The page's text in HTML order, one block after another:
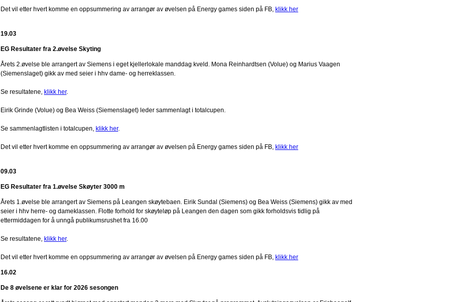
Det vil etter hvert komme en oppsummering av arrangør av øvelsen på Energy games siden på FB, klikk her
19.03
EG Resultater fra 2.øvelse Skyting
Årets 2.øvelse ble arrangert av Siemens i eget kjellerlokale manddag kveld. Mona Reinhardtsen (Volue) og Marius Vaagen
(Siemenslaget) gikk av med seier i hhv dame- og herreklassen.
Se resultatene, klikk her.
Eirik Grinde (Volue) og Bea Weiss (Siemenslaget) leder sammenlagt i totalcupen.
Se sammenlagtlisten i totalcupen, klikk her.
Det vil etter hvert komme en oppsummering av arrangør av øvelsen på Energy games siden på FB, klikk her
09.03
EG Resultater fra 1.øvelse Skøyter 3000 m
Årets 1.øvelse ble arrangert av Siemens på Leangen skøytebaen. Eirik Sundal (Siemens) og Bea Weiss (Siemens) gikk av med
seier i hhv herre- og dameklassen. Flotte forhold for skøyteløp på Leangen den dagen som gikk forholdsvis tidlig på
ettermiddagen for å unngå publikumsrushet fra 16.00
Se resultatene, klikk her.
Det vil etter hvert komme en oppsummering av arrangør av øvelsen på Energy games siden på FB, klikk her
16.02
De 8 øvelsene er klar for 2026 sesongen